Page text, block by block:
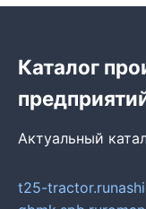
Каталог
Актуальный
t25-tractor.ru